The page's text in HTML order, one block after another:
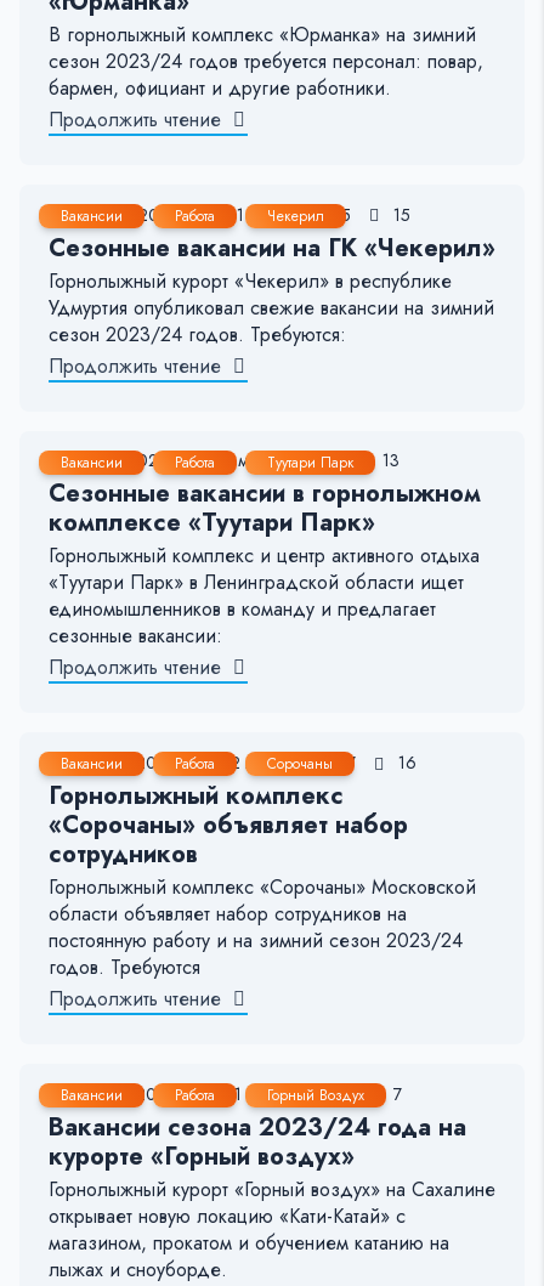
В горнолыжный комплекс «Юрманка» на зимний
сезон 2023/24 годов требуется персонал: повар,
бармен, официант и другие работники.
Продолжить чтение
Вакансии Работа Чекерил
19 Ноя, 2023 < 1 мин. 145 15
Сезонные вакансии на ГК «Чекерил»
Горнолыжный курорт «Чекерил» в республике
Удмуртия опубликовал свежие вакансии на зимний
сезон 2023/24 годов. Требуются:
Продолжить чтение
Вакансии Работа Туутари Парк
1 Ноя, 2023 < 1 мин. 315 13
Сезонные вакансии в горнолыжном
комплексе «Туутари Парк»
Горнолыжный комплекс и центр активного отдыха
«Туутари Парк» в Ленинградской области ищет
единомышленников в команду и предлагает
сезонные вакансии:
Продолжить чтение
Вакансии Работа Сорочаны
28 Окт, 2023 1-2 мин. 1337 16
Горнолыжный комплекс
«Сорочаны» объявляет набор
сотрудников
Горнолыжный комплекс «Сорочаны» Московской
области объявляет набор сотрудников на
постоянную работу и на зимний сезон 2023/24
годов. Требуются
Продолжить чтение
Вакансии Работа Горный Воздух
25 Окт, 2023 < 1 мин. 228 7
Вакансии сезона 2023/24 года на
курорте «Горный воздух»
Горнолыжный курорт «Горный воздух» на Сахалине
открывает новую локацию «Кати-Катай» с
магазином, прокатом и обучением катанию на
лыжах и сноуборде.